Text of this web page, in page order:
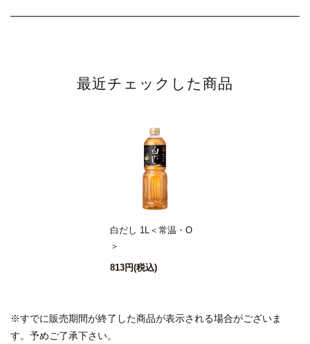
なきがしてうれしくなっちゃいます おすすめです
2021/06/27 15:22:41.556376 投稿者：いーとも
った。白だしとチーズってミスマッチとも思ったけど、案
外あっていて美味しかった。
最近チェックした商品
白だし 1L＜常温・O
＞
813円(税込)
※すでに販売期間が終了した商品が表示される場合がございま
す。予めご了承下さい。